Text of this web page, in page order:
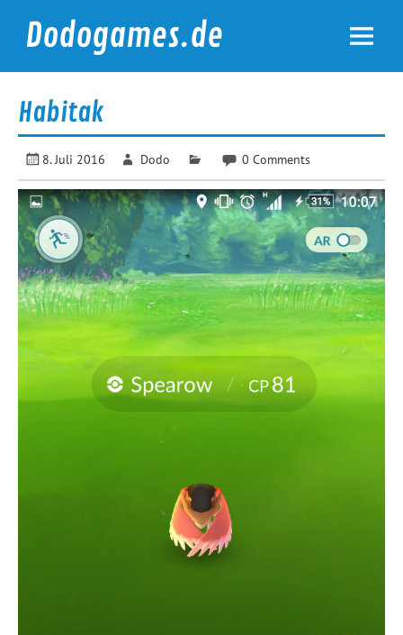
contentDodogames.de
Habitak
8. Juli 2016 Dodo 0 Comments